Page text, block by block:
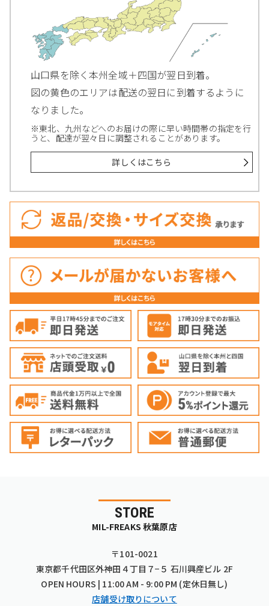
山口県を除く本州全域＋四国が翌日到着。
図の黄色のエリアは配送の翌日に到着するように
なりました。
※東北、九州などへのお届けの際に早い時間帯の指定を行
うと、配達が翌々日に調整されることがあります。
詳しくはこちら
STORE
MIL-FREAKS 秋葉原店
〒101-0021
東京都千代田区外神田４丁目７−５ 石川興産ビル 2F
OPEN HOURS | 11:00 AM - 9:00 PM (定休日無し)
店舗受け取りについて